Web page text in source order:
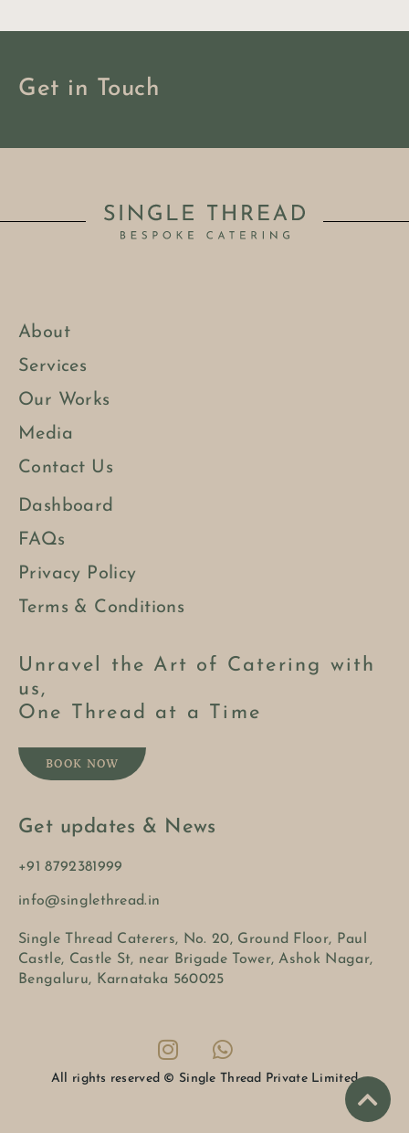
Get in Touch
About
Services
Our Works
Media
Contact Us
Dashboard
FAQs
Privacy Policy
Terms & Conditions
Unravel the Art of Catering with
us,
One Thread at a Time
BOOK NOW
Get updates & News
+91 8792381999
info@singlethread.in
Single Thread Caterers, No. 20, Ground Floor, Paul
Castle, Castle St, near Brigade Tower, Ashok Nagar,
Bengaluru, Karnataka 560025
All rights reserved © Single Thread Private Limited